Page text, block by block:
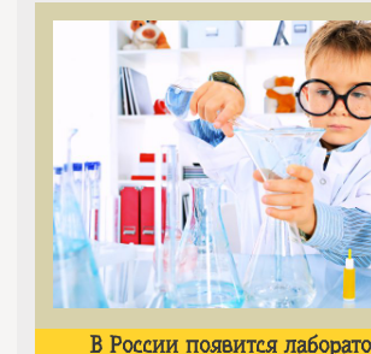
В России появится